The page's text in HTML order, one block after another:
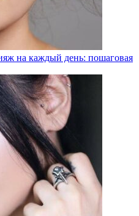
на каждый день: пошаговая